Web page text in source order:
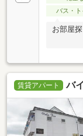
バス・
お部屋
賃貸アパート バ